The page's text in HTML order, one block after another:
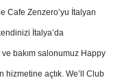
Cafe Zenzero’yu İtalyan
İtalya’da
bakım salonumuz Happy
hizmetine açtık. We’ll Club